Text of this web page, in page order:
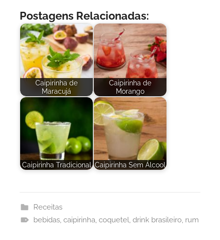
Postagens Relacionadas:
Caipirinha de
Maracujá
Caipirinha de
Morango
Caipirinha Tradicional Caipirinha Sem Álcool
Receitas
bebidas, caipirinha, coquetel, drink brasileiro, rum